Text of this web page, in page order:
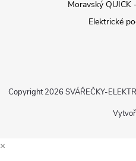
Moravský QUICK
Elektrické
Copyright 2026 SVÁŘEČKY-
×